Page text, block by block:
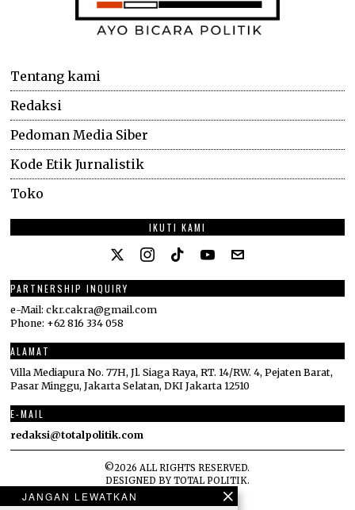
Tentang kami
Redaksi
Pedoman Media Siber
Kode Etik Jurnalistik
Toko
IKUTI KAMI
PARTNERSHIP INQUIRY
e-Mail: ckr.cakra@gmail.com
Phone: +62 816 334 058
ALAMAT
Villa Mediapura No. 77H, Jl. Siaga Raya, RT. 14/RW. 4, Pejaten Barat,
Pasar Minggu, Jakarta Selatan, DKI Jakarta 12510
E-MAIL
redaksi@totalpolitik.com
©2026 ALL RIGHTS RESERVED.
DESIGNED BYTOTAL POLITIK.
JANGAN LEWATKAN